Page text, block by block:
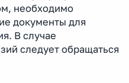
необходимо
документы для
В случае
следует обращаться